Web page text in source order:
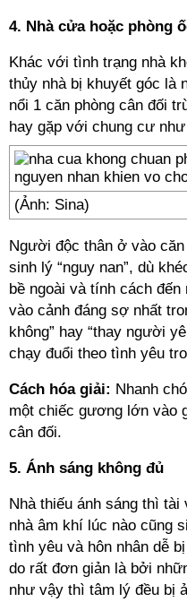
4. Nhà cửa hoặc phòng
Khác với tình trạng nhà
thủy nhà bị khuyết góc là
nổi 1 căn phòng cân đối
hay gặp với chung cư
(Ảnh: Sina)
Người độc thân ở vào
sinh lý “nguy nan”, dù
bề ngoài và tính cách
vào cảnh đáng sợ nhất
không” hay “thay người
chạy đuổi theo tình yêu
Cách hóa giải: Nhanh
một chiếc gương lớn vào
cân đối.
5. Ánh sáng không đủ
Nhà thiếu ánh sáng thì
nhà âm khí lúc nào cũng
tình yêu và hôn nhân dễ
do rất đơn giản là bởi
như vậy thì tâm lý đều bị